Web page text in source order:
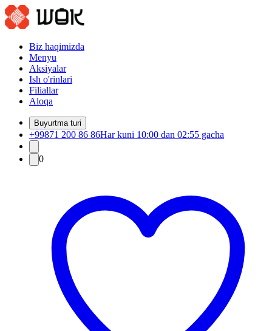
Biz haqimizda
Menyu
Aksiyalar
Ish o'rinlari
Filiallar
Aloqa
Buyurtma turi
+99871 200 86 86Har kuni 10:00 dan 02:55 gacha
0